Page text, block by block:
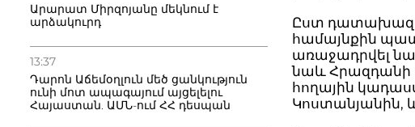
Արարատ Միրզոյանը մեկնում է
արձակուրդ
13:37
Դարոն Աճեմօղլուն մեծ ցանկություն
ունի մոտ ապագայում այցելելու
Հայաստան. ԱՄՆ-ում ՀՀ դեսպան
Ըստ
համայնքին
առաջադրվել
նաև
հողային
Կոստանյանին,